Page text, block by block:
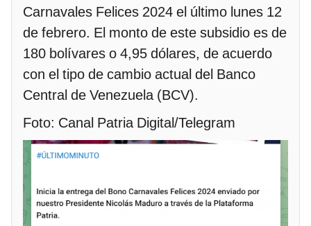
Carnavales Felices 2024 el último lunes 12
de febrero. El monto de este subsidio es de
180 bolívares o 4,95 dólares, de acuerdo
con el tipo de cambio actual del Banco
Central de Venezuela (BCV).
Foto: Canal Patria Digital/Telegram